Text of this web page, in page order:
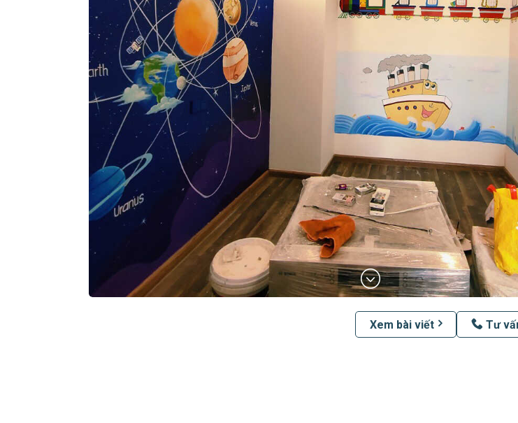
Xem bài viết Tư